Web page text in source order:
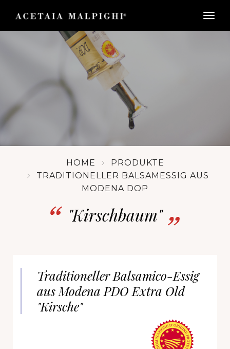
HOME
PRODUKTE
TRADITIONELLER BALSAMESSIG AUS
MODENA DOP
"Kirschbaum"
Traditioneller Balsamico-Essig
aus Modena PDO Extra Old
"Kirsche"